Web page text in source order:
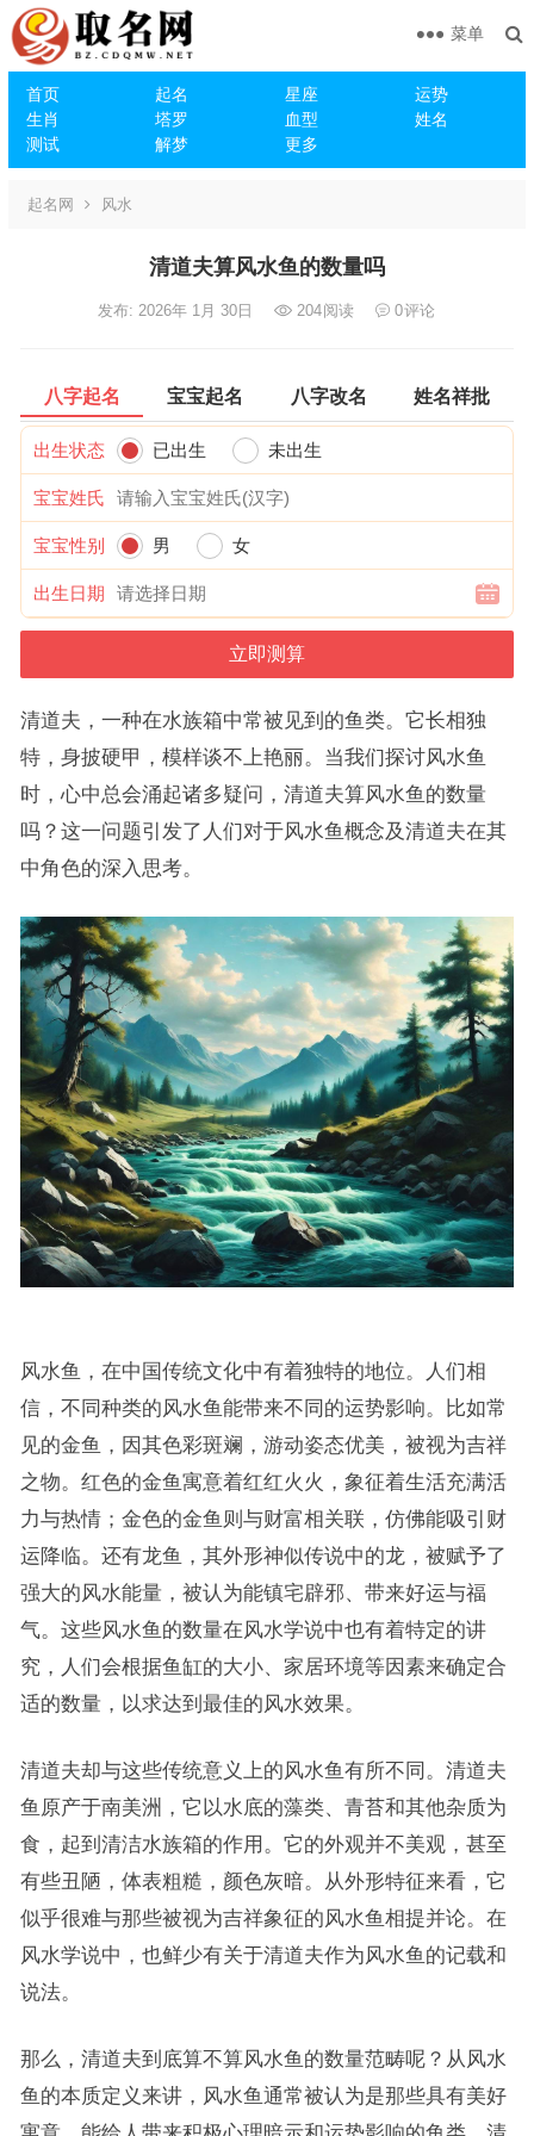
首页 起名 星座
运势
生肖
塔罗 血型
姓名
测试
解梦 更多
菜单
起名网 风水
清道夫算风水鱼的数量吗
发布: 2026年 1月 30日 204阅读 0评论
八字起名 宝宝起名 八字改名 姓名祥批
出生状态 已出生 未出生
宝宝姓氏
宝宝性别 男 女
出生日期
清道夫，一种在水族箱中常被见到的鱼类。它长相独
特，身披硬甲，模样谈不上艳丽。当我们探讨风水鱼
时，心中总会涌起诸多疑问，清道夫算风水鱼的数量
吗？这一问题引发了人们对于风水鱼概念及清道夫在其
中角色的深入思考。
风水鱼，在中国传统文化中有着独特的地位。人们相
信，不同种类的风水鱼能带来不同的运势影响。比如常
见的金鱼，因其色彩斑斓，游动姿态优美，被视为吉祥
之物。红色的金鱼寓意着红红火火，象征着生活充满活
力与热情；金色的金鱼则与财富相关联，仿佛能吸引财
运降临。还有龙鱼，其外形神似传说中的龙，被赋予了
强大的风水能量，被认为能镇宅辟邪、带来好运与福
气。这些风水鱼的数量在风水学说中也有着特定的讲
究，人们会根据鱼缸的大小、家居环境等因素来确定合
适的数量，以求达到最佳的风水效果。
清道夫却与这些传统意义上的风水鱼有所不同。清道夫
鱼原产于南美洲，它以水底的藻类、青苔和其他杂质为
食，起到清洁水族箱的作用。它的外观并不美观，甚至
有些丑陋，体表粗糙，颜色灰暗。从外形特征来看，它
似乎很难与那些被视为吉祥象征的风水鱼相提并论。在
风水学说中，也鲜少有关于清道夫作为风水鱼的记载和
说法。
那么，清道夫到底算不算风水鱼的数量范畴呢？从风水
鱼的本质定义来讲，风水鱼通常被认为是那些具有美好